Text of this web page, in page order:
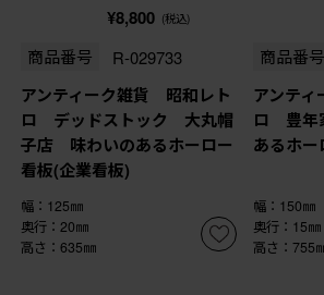
¥8,800 (税込)
商品番号 R-029733
アンティーク雑貨 昭和レト
ロ デッドストック 大丸帽
子店 味わいのあるホーロー
看板(企業看板)
幅：125㎜
奥行：20㎜
高さ：635㎜
商品番号
アンテ
ロ 豊年
あるホ
幅：150㎜
奥行：15㎜
高さ：755